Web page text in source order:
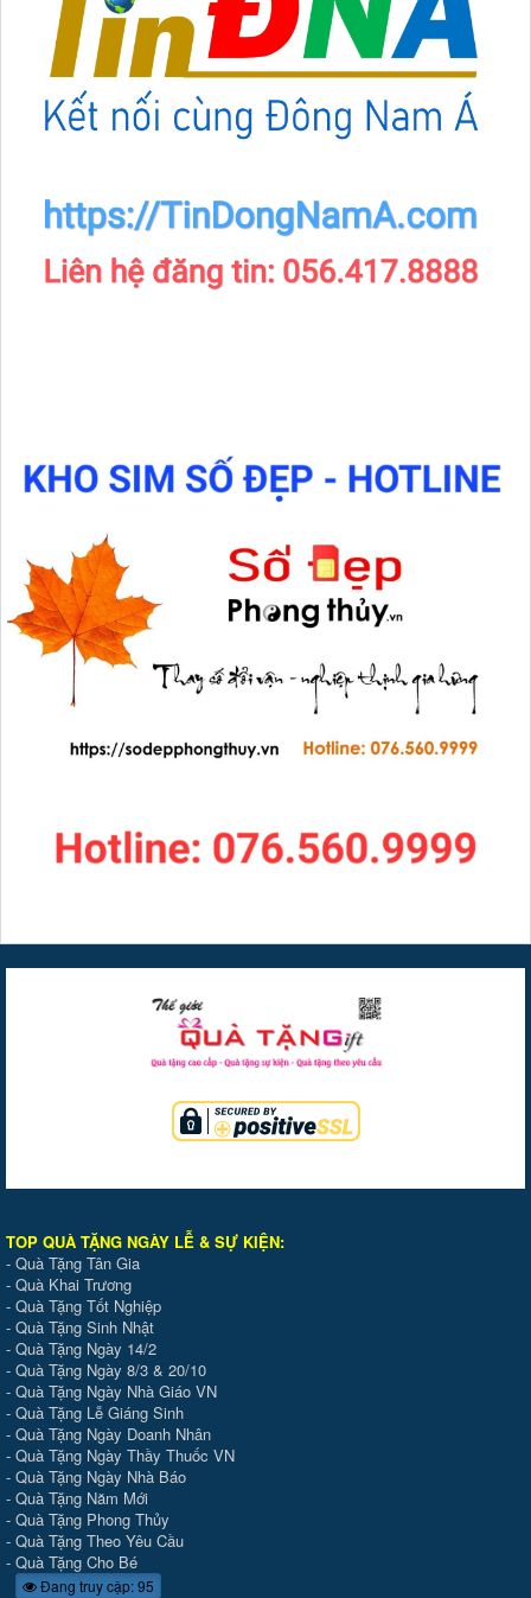
TOP QUÀ TẶNG NGÀY LỄ & SỰ KIỆN:
- Quà Tặng Tân Gia
- Quà Khai Trương
- Quà Tặng Tốt Nghiệp
- Quà Tặng Sinh Nhật
- Quà Tặng Ngày 14/2
- Quà Tặng Ngày 8/3 & 20/10
- Quà Tặng Ngày Nhà Giáo VN
- Quà Tặng Lễ Giáng Sinh
- Quà Tặng Ngày Doanh Nhân
- Quà Tặng Ngày Thầy Thuốc VN
- Quà Tặng Ngày Nhà Báo
- Quà Tặng Năm Mới
- Quà Tặng Phong Thủy
- Quà Tặng Theo Yêu Cầu
- Quà Tặng Cho Bé
Đang truy cập: 95